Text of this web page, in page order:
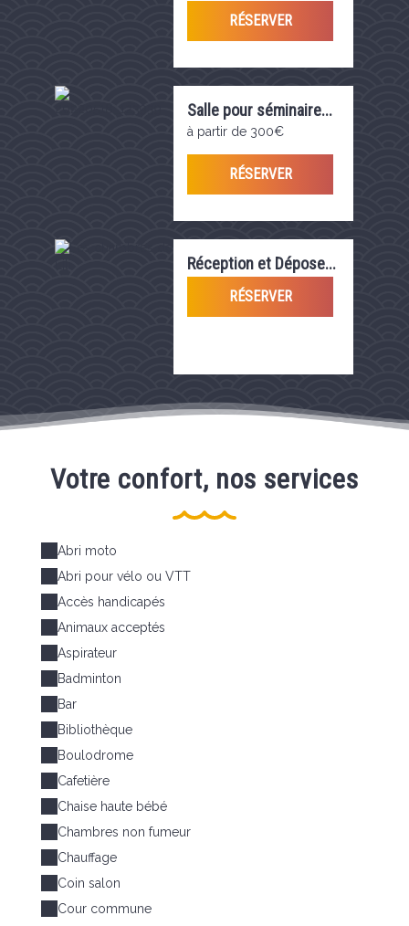
RÉSERVER
Salle pour séminaire...
à partir de 300€
RÉSERVER
Réception et Dépose...
RÉSERVER
Votre confort, nos services
Abri moto
Abri pour vélo ou VTT
Accès handicapés
Animaux acceptés
Aspirateur
Badminton
Bar
Bibliothèque
Boulodrome
Cafetière
Chaise haute bébé
Chambres non fumeur
Chauffage
Coin salon
Cour commune